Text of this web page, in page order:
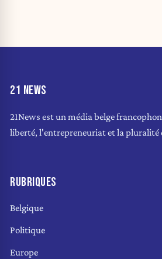
21 NEWS
21News est un média belge
liberté, l'entrepreneuriat et la pluralité
RUBRIQUES
Belgique
Politique
Europe